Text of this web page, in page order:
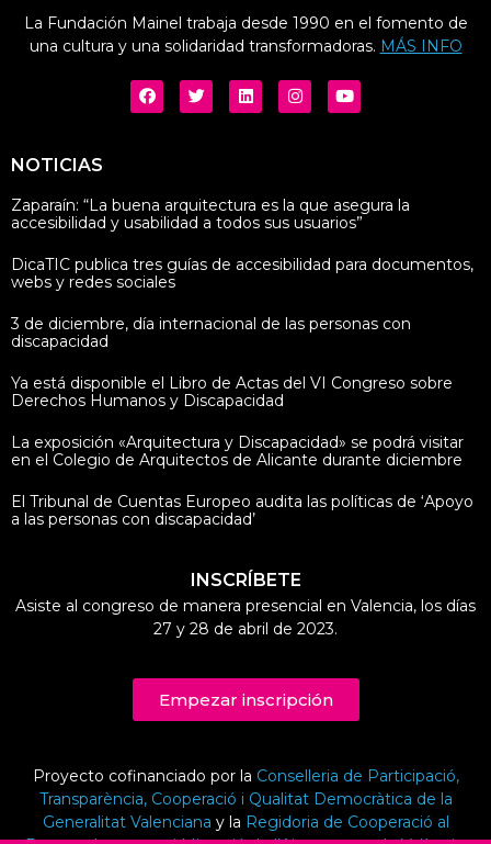
La Fundación Mainel trabaja desde 1990 en el fomento de
una cultura y una solidaridad transformadoras. MÁS INFO
NOTICIAS
Zaparaín: “La buena arquitectura es la que asegura la
accesibilidad y usabilidad a todos sus usuarios”
DicaTIC publica tres guías de accesibilidad para documentos,
webs y redes sociales
3 de diciembre, día internacional de las personas con
discapacidad
Ya está disponible el Libro de Actas del VI Congreso sobre
Derechos Humanos y Discapacidad
La exposición «Arquitectura y Discapacidad» se podrá visitar
en el Colegio de Arquitectos de Alicante durante diciembre
El Tribunal de Cuentas Europeo audita las políticas de ‘Apoyo
a las personas con discapacidad’
INSCRÍBETE
Asiste al congreso de manera presencial en Valencia, los días
27 y 28 de abril de 2023.
Empezar inscripción
Proyecto cofinanciado por la Conselleria de Participació,
Transparència, Cooperació i Qualitat Democràtica de la
Generalitat Valenciana y la Regidoria de Cooperació al